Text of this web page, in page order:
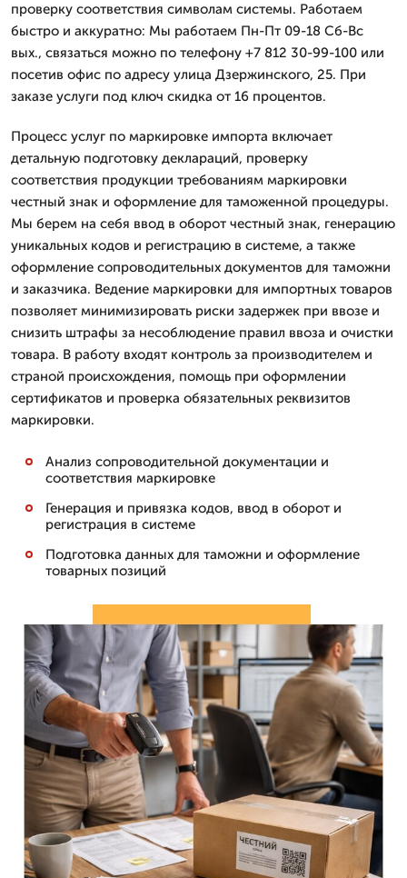
проверку соответствия символам системы. Работаем
быстро и аккуратно: Мы работаем Пн-Пт 09-18 Сб-Вс
вых., связаться можно по телефону +7 812 30-99-100 или
посетив офис по адресу улица Дзержинского, 25. При
заказе услуги под ключ скидка от 16 процентов.
Процесс услуг по маркировке импорта включает
детальную подготовку деклараций, проверку
соответствия продукции требованиям маркировки
честный знак и оформление для таможенной процедуры.
Мы берем на себя ввод в оборот честный знак, генерацию
уникальных кодов и регистрацию в системе, а также
оформление сопроводительных документов для таможни
и заказчика. Ведение маркировки для импортных товаров
позволяет минимизировать риски задержек при ввозе и
снизить штрафы за несоблюдение правил ввоза и очистки
товара. В работу входят контроль за производителем и
страной происхождения, помощь при оформлении
сертификатов и проверка обязательных реквизитов
маркировки.
Анализ сопроводительной документации и
соответствия маркировке
Генерация и привязка кодов, ввод в оборот и
регистрация в системе
Подготовка данных для таможни и оформление
товарных позиций